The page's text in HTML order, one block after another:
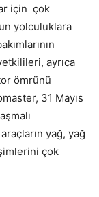
için çok
yolculuklara
ayrıca
ömrünü
31 Mayıs
yağ, yağ
çok